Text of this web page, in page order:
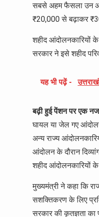
सबसे अहम फैसला उन
₹20,000 से बढ़ाकर
शहीद आंदोलनकारियों
सरकार ने इसे शहीद
यह भी पढ़ें -
बढ़ी हुई पेंशन पर एक
घायल या जेल गए
अन्य राज्य
आंदोलन के दौरान
शहीद आंदोलनकारियों
मुख्यमंत्री ने कहा कि
सशक्तिकरण के लिए
सरकार की कृतज्ञता का